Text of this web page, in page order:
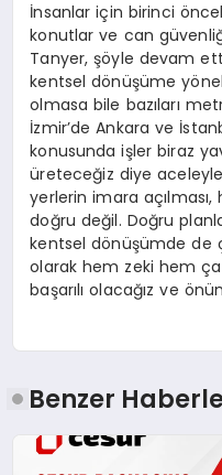
İnsanlar için birinci
konutlar ve can
Tanyer, şöyle devam
kentsel dönüşüme
olmasa bile bazıları
İzmir’de Ankara ve
konusunda işler biraz
üreteceğiz diye
yerlerin imara
doğru değil. Doğru
kentsel dönüşümde de
olarak hem zeki hem
başarılı olacağız ve
Benzer